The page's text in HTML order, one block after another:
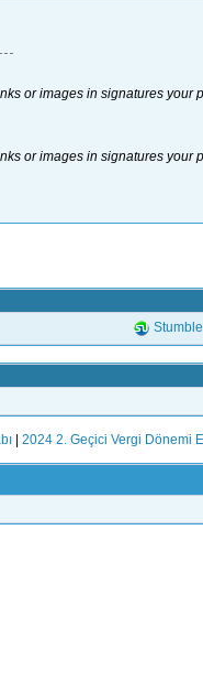
or images in signatures your
or images in signatures your
| 2024 2. Geçici Vergi Dönemi